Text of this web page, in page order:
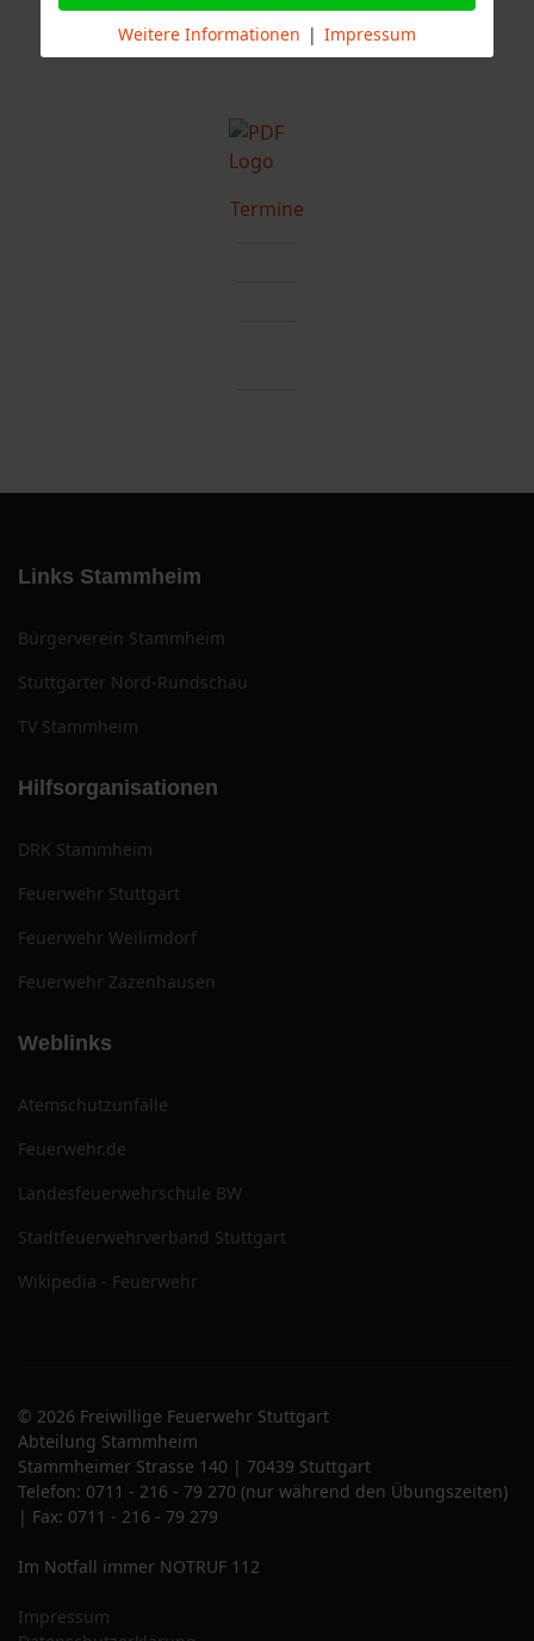
Termine
Links Stammheim
Bürgerverein Stammheim
Stuttgarter Nord-Rundschau
TV Stammheim
Hilfsorganisationen
DRK Stammheim
Feuerwehr Stuttgart
Feuerwehr Weilimdorf
Feuerwehr Zazenhausen
Weblinks
Atemschutzunfälle
Feuerwehr.de
Landesfeuerwehrschule BW
Stadtfeuerwehrverband Stuttgart
Wikipedia - Feuerwehr
© 2026 Freiwillige Feuerwehr Stuttgart
Abteilung Stammheim
Stammheimer Strasse 140 | 70439 Stuttgart
Telefon: 0711 - 216 - 79 270 (nur während den Übungszeiten)
| Fax: 0711 - 216 - 79 279
Im Notfall immer NOTRUF 112
Impressum
Weitere Informationen | Impressum